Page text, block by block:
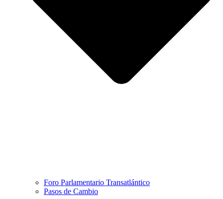
Foro Parlamentario Transatlántico
Pasos de Cambio